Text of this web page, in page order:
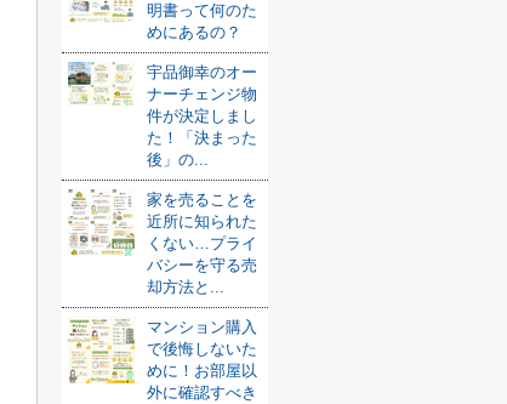
明書って何のた
めにあるの？
宇品御幸のオー
ナーチェンジ物
件が決定しまし
た！「決まった
後」の...
家を売ることを
近所に知られた
くない…プライ
バシーを守る売
却方法と...
マンション購入
で後悔しないた
めに！お部屋以
外に確認すべき